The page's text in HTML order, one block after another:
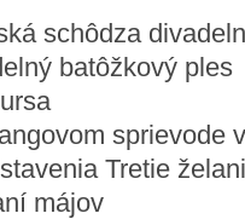
schôdza
batôžkový ples
sprievode
Tretie
májov